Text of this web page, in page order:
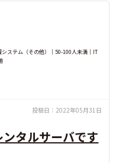
ステム（その他）｜50-100人未満｜IT
投稿日： 2022年05月31日
タルサーバです